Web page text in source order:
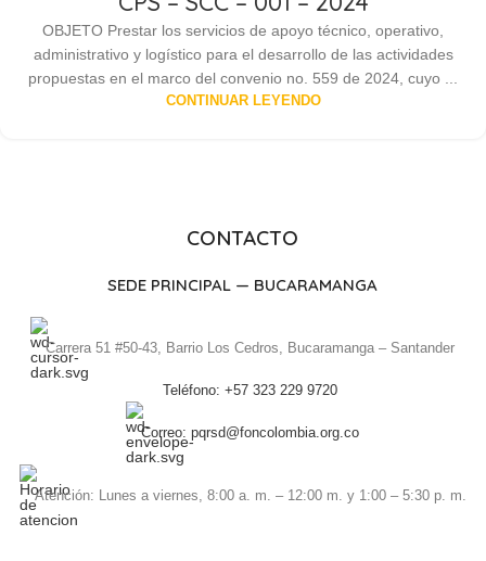
OBJETO Prestar los servicios de apoyo técnico, operativo,
administrativo y logístico para el desarrollo de las actividades
propuestas en el marco del convenio no. 559 de 2024, cuyo ...
CONTINUAR LEYENDO
CONTACTO
SEDE PRINCIPAL — BUCARAMANGA
Carrera 51 #50-43, Barrio Los Cedros, Bucaramanga – Santander
Teléfono: +57 323 229 9720
Correo: pqrsd@foncolombia.org.co
Atención: Lunes a viernes, 8:00 a. m. – 12:00 m. y 1:00 – 5:30 p. m.